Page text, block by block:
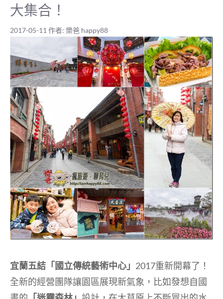
大集合！
2017-05-11 作者: 樂爸 happy88
宜蘭五結「國立傳統藝術中心」 2017重新開幕了！
全新的經營團隊讓園區展現新氣象，比如發想自國